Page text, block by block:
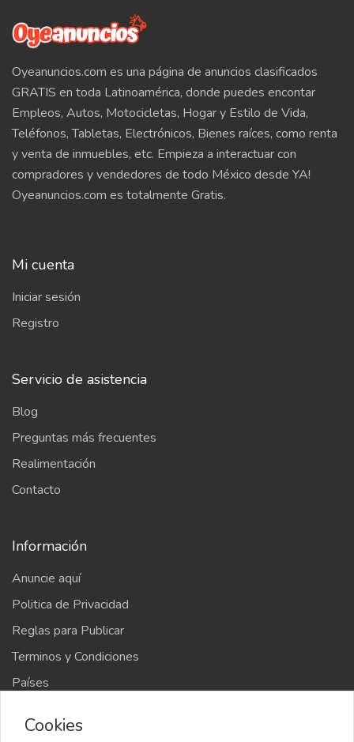
Oyeanuncios.com es una página de anuncios clasificados
GRATIS en toda Latinoamérica, donde puedes encontar
Empleos, Autos, Motocicletas, Hogar y Estilo de Vida,
Teléfonos, Tabletas, Electrónicos, Bienes raíces, como renta
y venta de inmuebles, etc. Empieza a interactuar con
compradores y vendedores de todo México desde YA!
Oyeanuncios.com es totalmente Gratis.
Mi cuenta
Iniciar sesión
Registro
Servicio de asistencia
Blog
Preguntas más frecuentes
Realimentación
Contacto
Información
Anuncie aquí
Politica de Privacidad
Reglas para Publicar
Terminos y Condiciones
Países
Cookies